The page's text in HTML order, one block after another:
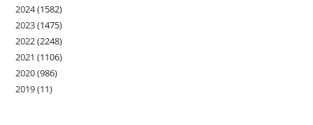
2024(1582)
2023(1475)
2022(2248)
2021 (1106)
2020(986)
2019(11)